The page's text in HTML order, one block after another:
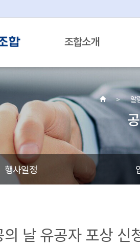
조합소개
알
행사일정
날 유공자 포상 신